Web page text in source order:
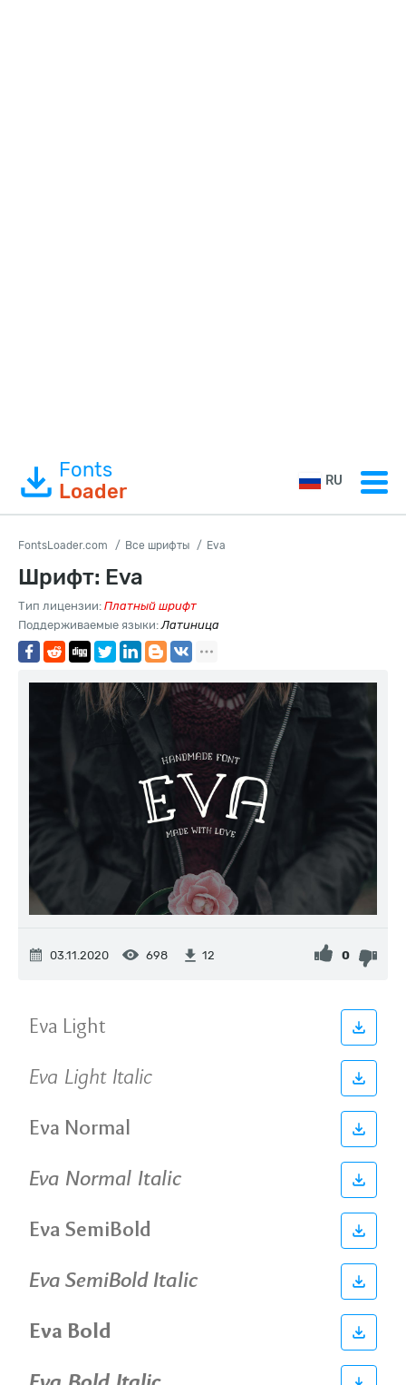
Fonts
Loader
RU
FontsLoader.com Все шрифты Eva
Шрифт: Eva
Тип лицензии: Платный шрифт
Поддерживаемые языки:Латиница
03.11.2020 698 12 0